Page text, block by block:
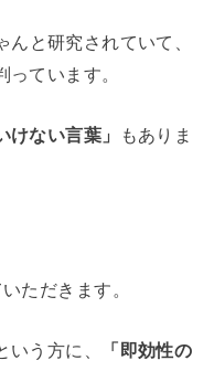
んと研究されていて、
ています。
けない言葉」
もありま
ただきます。
う方に、
「即効性の